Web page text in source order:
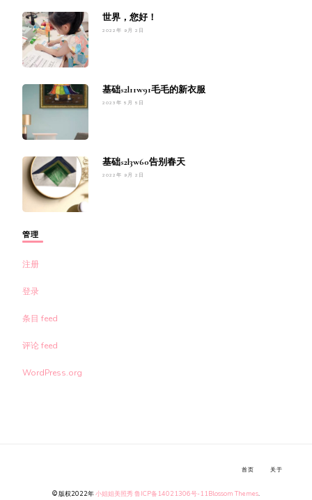
世界，您好！
2022年 9月 2日
基础s2l11w91毛毛的新衣服
2023年 5月 5日
基础s2l3w60告别春天
2022年 9月 2日
管理
注册
登录
条目 feed
评论 feed
WordPress.org
© 版权2022年小姐姐美照秀鲁ICP备14021306号-11Blossom Themes.
首页 关于